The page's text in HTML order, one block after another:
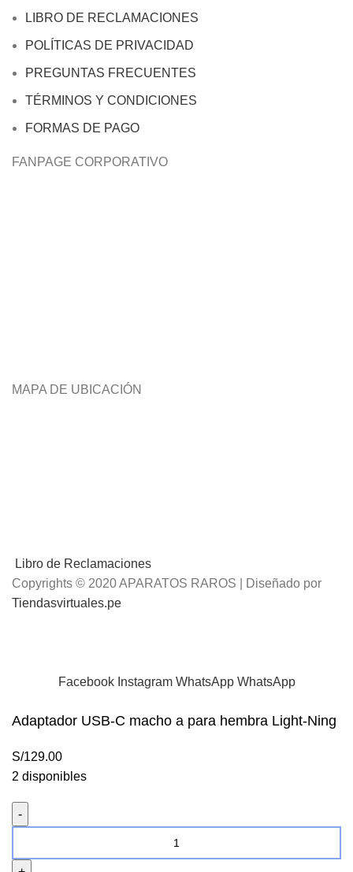
LIBRO DE RECLAMACIONES
POLÍTICAS DE PRIVACIDAD
PREGUNTAS FRECUENTES
TÉRMINOS Y CONDICIONES
FORMAS DE PAGO
FANPAGE CORPORATIVO
MAPA DE UBICACIÓN
Libro de Reclamaciones
Copyrights © 2020 APARATOS RAROS | Diseñado por
Tiendasvirtuales.pe
Facebook Instagram WhatsApp WhatsApp
Adaptador USB-C macho a para hembra Light-Ning
S/129.00
2 disponibles
USB-